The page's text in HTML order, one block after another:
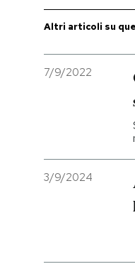
Altri articoli su
7/9/2022
3/9/2024